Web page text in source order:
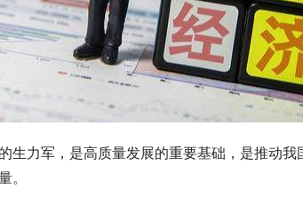
生力军，是高质量发展的重要基础，是推动我
。